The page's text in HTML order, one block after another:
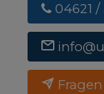
04621